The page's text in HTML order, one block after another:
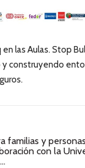
las Aulas. Stop
y construyendo
familias y
con la